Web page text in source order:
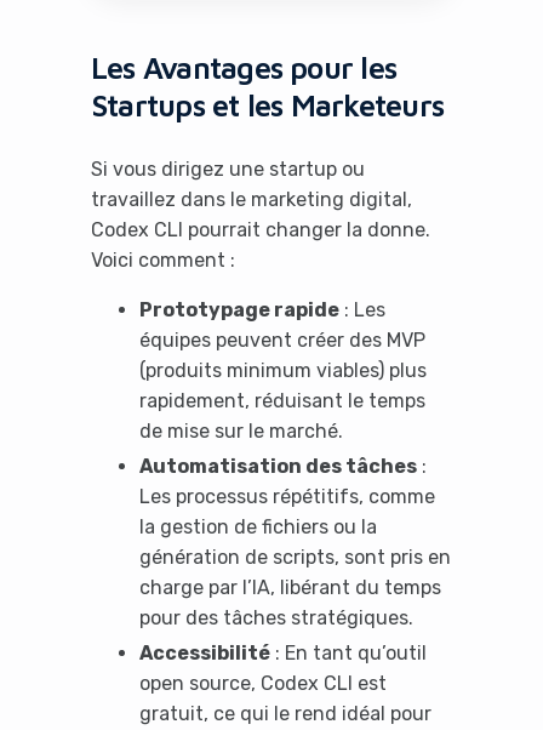
Les Avantages pour les
Startups et les Marketeurs
Si vous dirigez une startup ou
travaillez dans le marketing digital,
Codex CLI pourrait changer la donne.
Voici comment :
Prototypage rapide: Les
équipes peuvent créer des MVP
(produits minimum viables) plus
rapidement, réduisant le temps
de mise sur le marché.
Automatisation des tâches:
Les processus répétitifs, comme
la gestion de fichiers ou la
génération de scripts, sont pris en
charge par l’IA, libérant du temps
pour des tâches stratégiques.
Accessibilité: En tant qu’outil
open source, Codex CLI est
gratuit, ce qui le rend idéal pour